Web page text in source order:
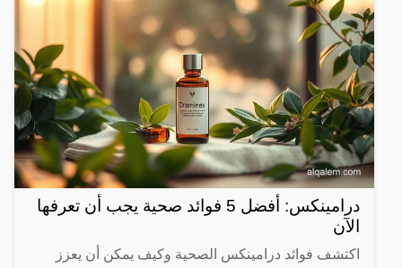
درامينكس: أفضل 5 فوائد صحية يجب أن تعرفها
الآن
اكتشف فوائد درامينكس الصحية وكيف يمكن أن يعزز